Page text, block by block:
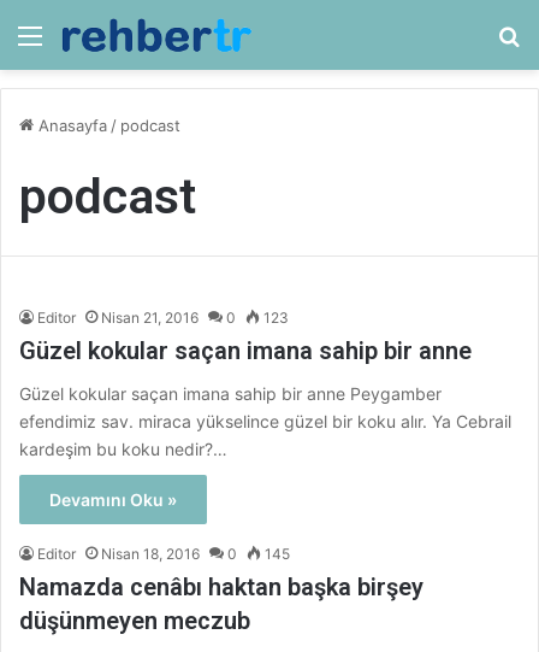
Menü
Anasayfa / podcast
podcast
Editor Nisan 21, 2016 0 123
Güzel kokular saçan imana sahip bir anne
Güzel kokular saçan imana sahip bir anne Peygamber
efendimiz sav. miraca yükselince güzel bir koku alır. Ya Cebrail
kardeşim bu koku nedir?…
Devamını Oku »
Editor Nisan 18, 2016 0 145
Namazda cenâbı haktan başka birşey
düşünmeyen meczub